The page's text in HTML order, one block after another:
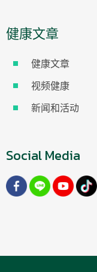
健康文章
健康文章
视频健康
新闻和活动
Social Media